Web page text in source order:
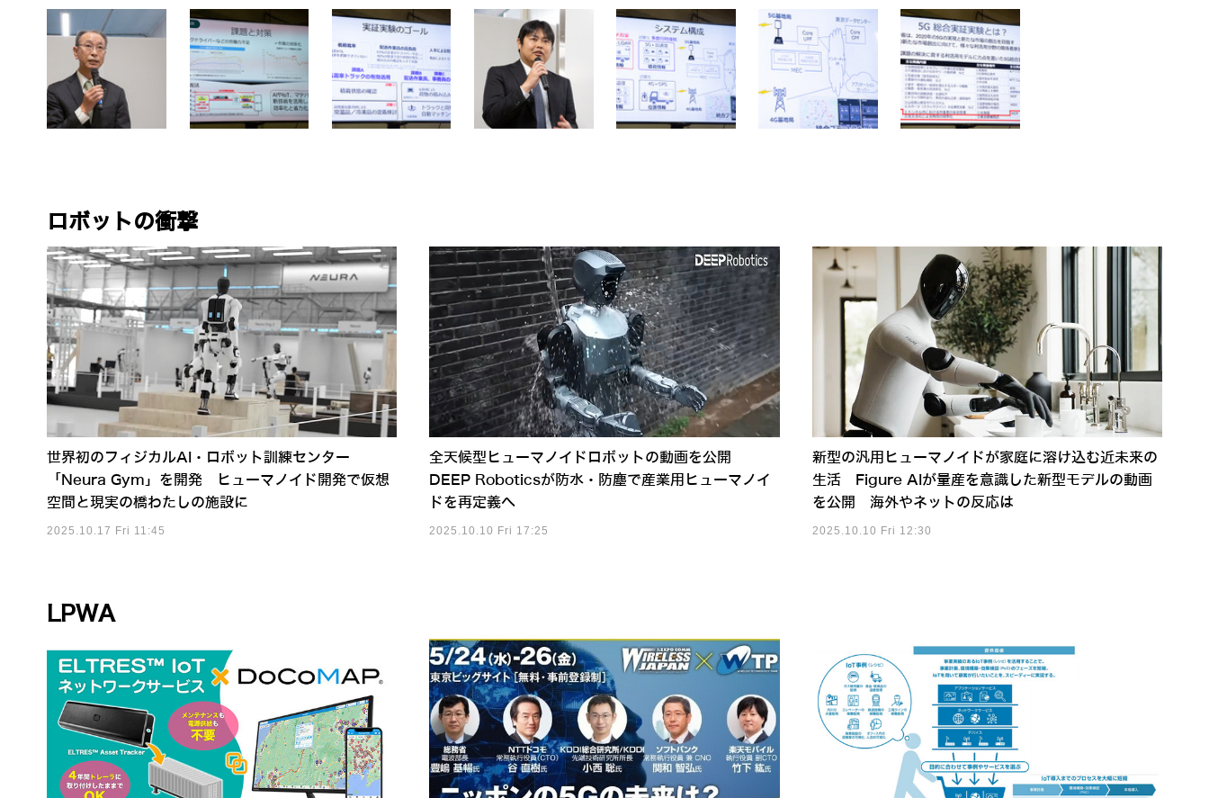
ロボットの衝撃
世界初のフィジカルAI・ロボット訓練センター
「Neura Gym」を開発 ヒューマノイド開発で仮想
空間と現実の橋わたしの施設に
2025.10.17 Fri 11:45
全天候型ヒューマノイドロボットの動画を公開
DEEP Roboticsが防水・防塵で産業用ヒューマノイ
ドを再定義へ
2025.10.10 Fri 17:25
新型の汎用ヒューマノイドが家庭に溶け込む近未来の
生活 Figure AIが量産を意識した新型モデルの動画
を公開 海外やネットの反応は
2025.10.10 Fri 12:30
LPWA